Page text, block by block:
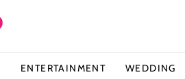
ENTERTAINMENT WEDDING